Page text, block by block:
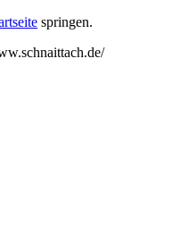
springen.